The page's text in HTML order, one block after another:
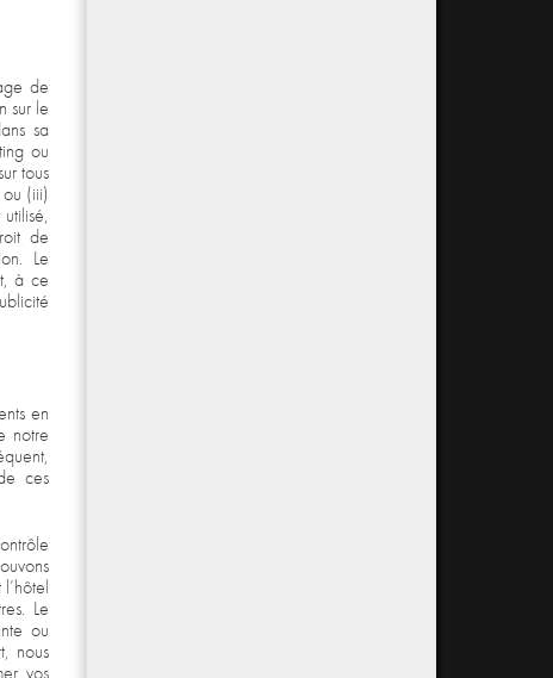
de
sur le
sa
ou
tous
(iii)
de
Le
à ce
en
notre
ces
Le
ou
nous
vos